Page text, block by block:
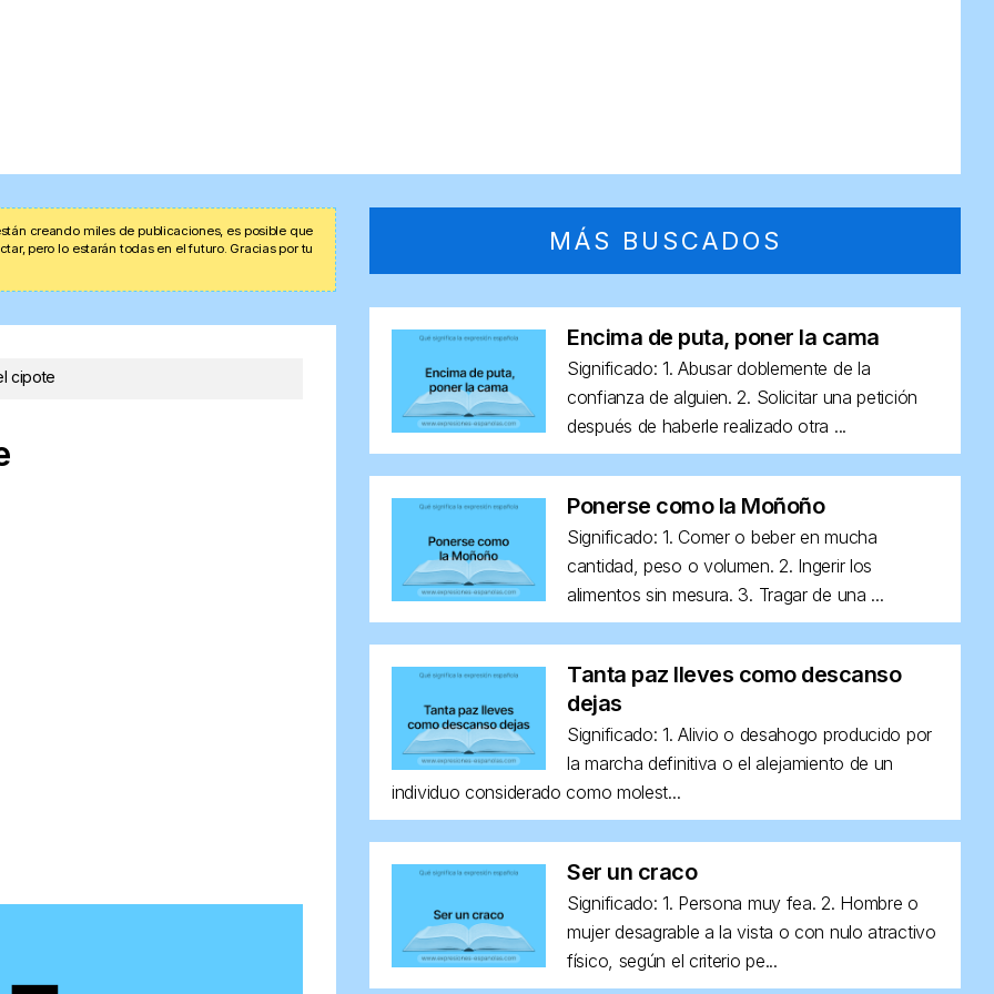
creando miles de publicaciones, es posible que
pero lo estarán todas en el futuro. Gracias por tu
cipote
MÁS BUSCADOS
Encima de puta, poner la cama
Significado: 1. Abusar doblemente de la
confianza de alguien. 2. Solicitar una petición
después de haberle realizado otra ...
Ponerse como la Moñoño
Significado: 1. Comer o beber en mucha
cantidad, peso o volumen. 2. Ingerir los
alimentos sin mesura. 3. Tragar de una ...
Tanta paz lleves como descanso
dejas
Significado: 1. Alivio o desahogo producido por
la marcha definitiva o el alejamiento de un
individuo considerado como molest...
Ser un craco
Significado: 1. Persona muy fea. 2. Hombre o
mujer desagrable a la vista o con nulo atractivo
físico, según el criterio pe...